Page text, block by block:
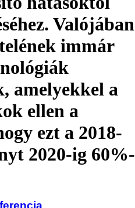
Valójában
immár
amelyekkel a
ellen a
ezt a 2018-
2020-ig 60%-